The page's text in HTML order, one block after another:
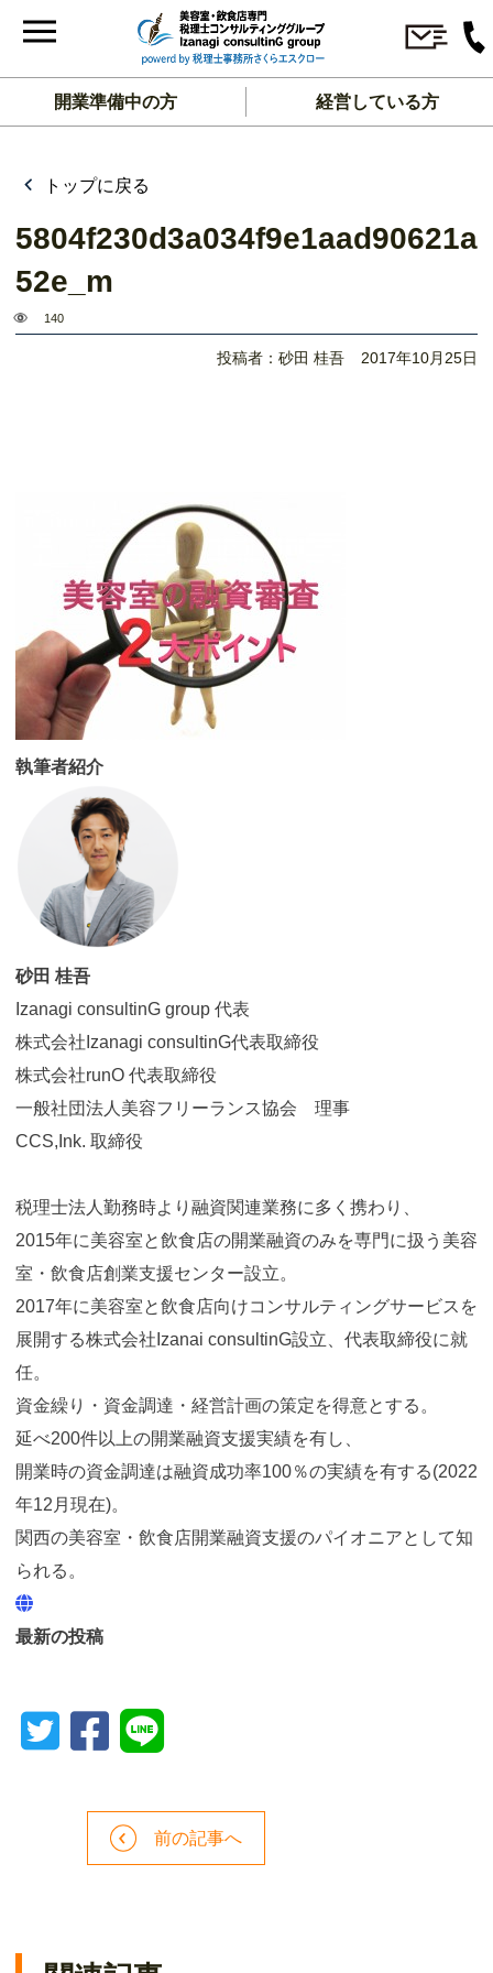
開業準備中の方 経営している方
トップに戻る
5804f230d3a034f9e1aad90621a
52e_m
140
投稿者：砂田 桂吾 2017年10月25日
執筆者紹介
砂田 桂吾
Izanagi consultinG group 代表
株式会社Izanagi consultinG代表取締役
株式会社runO 代表取締役
一般社団法人美容フリーランス協会 理事
CCS,Ink. 取締役
税理士法人勤務時より融資関連業務に多く携わり、
2015年に美容室と飲食店の開業融資のみを専門に扱う美容
室・飲食店創業支援センター設立。
2017年に美容室と飲食店向けコンサルティングサービスを
展開する株式会社Izanai consultinG設立、代表取締役に就
任。
資金繰り・資金調達・経営計画の策定を得意とする。
延べ200件以上の開業融資支援実績を有し、
開業時の資金調達は融資成功率100％の実績を有する(2022
年12月現在)。
関西の美容室・飲食店開業融資支援のパイオニアとして知
られる。
最新の投稿
前の記事へ